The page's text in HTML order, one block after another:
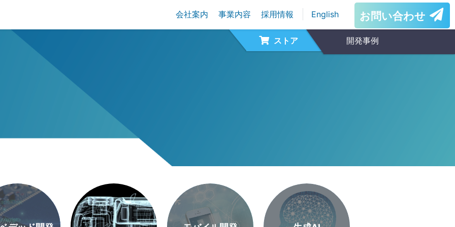
会社案内 事業内容 採用情報 English お問い合わせ
ストア 開発事例